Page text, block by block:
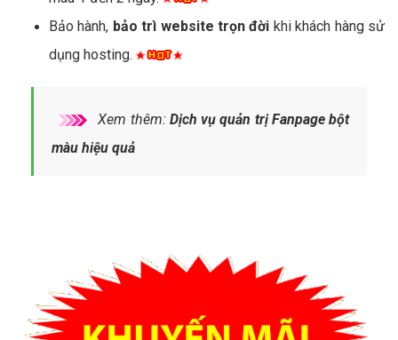
Bảo hành, bảo trì website trọn đời khi khách hàng sử
dụng hosting.
Xem thêm: Dịch vụ quản trị Fanpage bột
màu hiệu quả